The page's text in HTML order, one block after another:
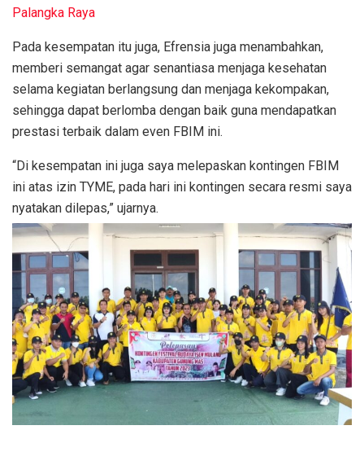
Palangka Raya
Pada kesempatan itu juga, Efrensia juga menambahkan,
memberi semangat agar senantiasa menjaga kesehatan
selama kegiatan berlangsung dan menjaga kekompakan,
sehingga dapat berlomba dengan baik guna mendapatkan
prestasi terbaik dalam even FBIM ini.
“Di kesempatan ini juga saya melepaskan kontingen FBIM
ini atas izin TYME, pada hari ini kontingen secara resmi saya
nyatakan dilepas,” ujarnya.